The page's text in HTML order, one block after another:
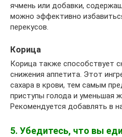
ячмень или добавки,
можно эффективно
перекусов.
Корица
Корица также способствует
снижения аппетита. Этот
сахара в крови, тем самым
приступы голода и уменьшая
Рекомендуется добавлять в
5. Убедитесь, что вы